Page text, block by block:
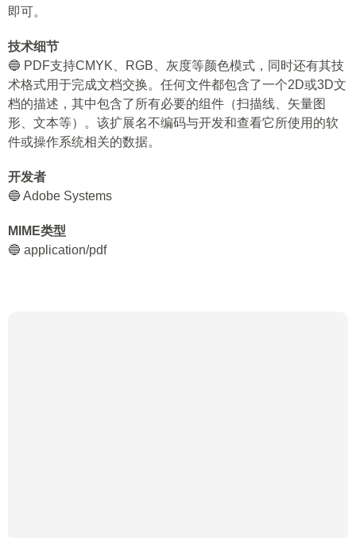
即可。
技术细节
🔵 PDF支持CMYK、RGB、灰度等颜色模式，同时还有其技
术格式用于完成文档交换。任何文件都包含了一个2D或3D文
档的描述，其中包含了所有必要的组件（扫描线、矢量图
形、文本等）。该扩展名不编码与开发和查看它所使用的软
件或操作系统相关的数据。
开发者
🔵 Adobe Systems
MIME类型
🔵 application/pdf